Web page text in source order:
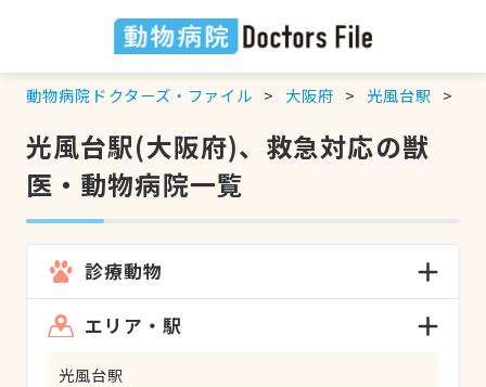
動物病院ドクターズ・ファイル 大阪府 光風台駅
光風台駅(大阪府)、救急対応の獣
医・動物病院一覧
診療動物
エリア・駅
光風台駅